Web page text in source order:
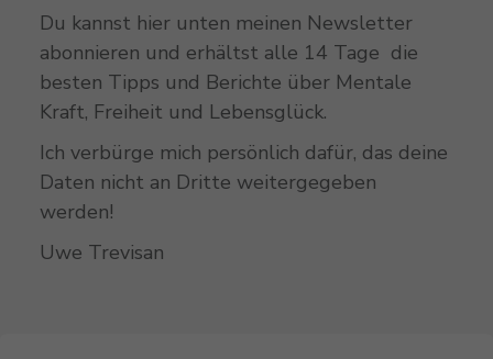
Du kannst hier unten meinen Newsletter
abonnieren und erhältst alle 14 Tage die
besten Tipps und Berichte über Mentale
Kraft, Freiheit und Lebensglück.
Ich verbürge mich persönlich dafür, das deine
Daten nicht an Dritte weitergegeben
werden!
Uwe Trevisan